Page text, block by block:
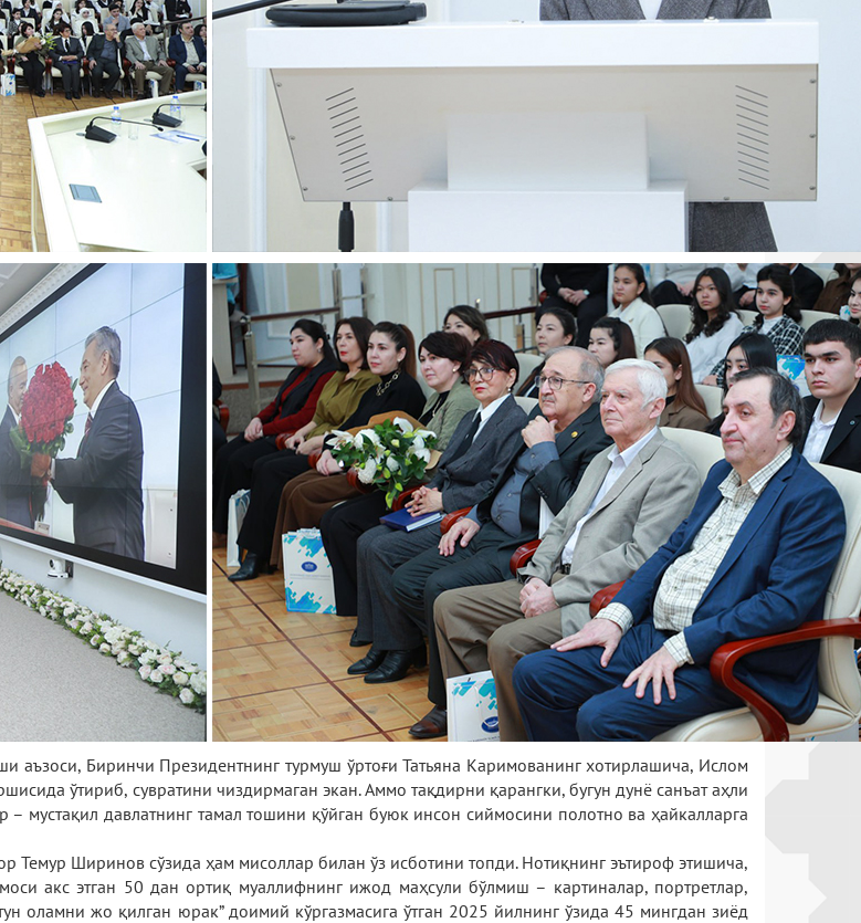
Биринчи Президентнинг турмуш ўртоғи Татьяна Каримованинг хотирлашича, Ислом
ўтириб, сувратини чиздирмаган экан. Аммо тақдирни қарангки, бугун дунё санъат аҳли
мустақил давлатнинг тамал тошини қўйган буюк инсон сиймосини полотно ва ҳайкалларга
Темур Ширинов сўзида ҳам мисоллар билан ўз исботини топди. Нотиқнинг эътироф этишича,
акс этган 50 дан ортиқ муаллифнинг ижод маҳсули бўлмиш – картиналар, портретлар,
оламни жо қилган юрак” доимий кўргазмасига ўтган 2025 йилнинг ўзида 45 мингдан зиёд